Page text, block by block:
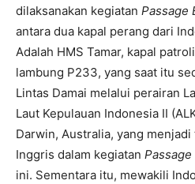
dilaksanakan kegiatan Passage
antara dua kapal perang dari
Adalah HMS Tamar, kapal
lambung P233, yang saat itu
Lintas Damai melalui perairan
Laut Kepulauan Indonesia II
Darwin, Australia, yang
Inggris dalam kegiatan
ini. Sementara itu, mewakili